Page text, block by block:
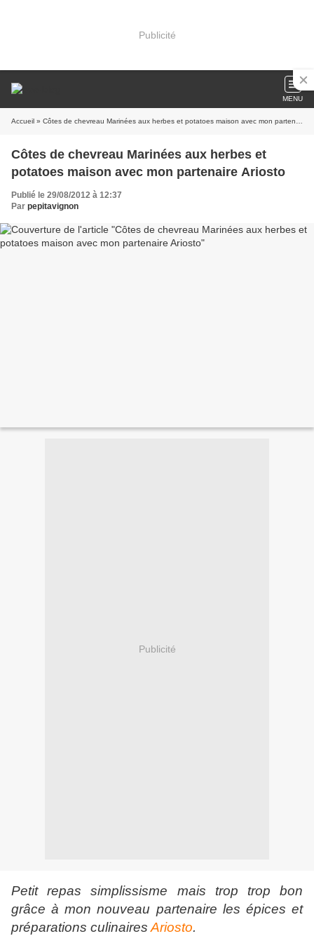
Publicité
MENU
Accueil » Côtes de chevreau Marinées aux herbes et potatoes maison avec mon partenaire Ariosto
Côtes de chevreau Marinées aux herbes et
potatoes maison avec mon partenaire Ariosto
Publié le 29/08/2012 à 12:37
Par pepitavignon
Publicité
Petit repas simplissisme mais trop trop bon
grâce à mon nouveau partenaire les épices et
préparations culinaires Ariosto.